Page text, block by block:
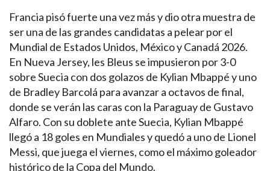
Francia pisó fuerte una vez más y dio otra muestra de
ser una de las grandes candidatas a pelear por el
Mundial de Estados Unidos, México y Canadá 2026.
En Nueva Jersey, les Bleus se impusieron por 3-0
sobre Suecia con dos golazos de Kylian Mbappé y uno
de Bradley Barcolá para avanzar a octavos de final,
donde se verán las caras con la Paraguay de Gustavo
Alfaro. Con su doblete ante Suecia, Kylian Mbappé
llegó a 18 goles en Mundiales y quedó a uno de Lionel
Messi, que juega el viernes, como el máximo goleador
histórico de la Copa del Mundo.